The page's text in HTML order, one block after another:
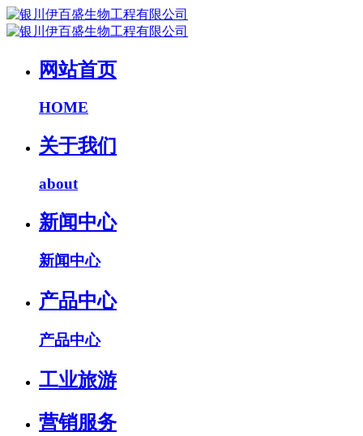
网站首页
HOME
关于我们
about
新闻中心
新闻中心
产品中心
产品中心
工业旅游
营销服务